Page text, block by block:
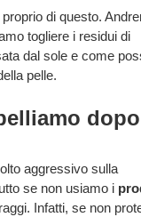
di questo.
togliere i residui di
dal sole e come
pelle.
aggressivo sulla
se non usiamo i
Infatti, se non